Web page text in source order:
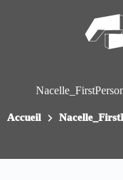
Accueil